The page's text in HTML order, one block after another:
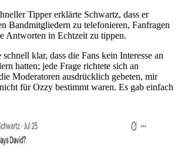
Tipper erklärte Schwartz, dass er
Bandmitgliedern zu telefonieren, Fanfragen
Antworten in Echtzeit zu tippen.
klar, dass die Fans kein Interesse an
hatten; jede Frage richtete sich an
Moderatoren ausdrücklich gebeten, mir
für Ozzy bestimmt waren. Es gab einfach